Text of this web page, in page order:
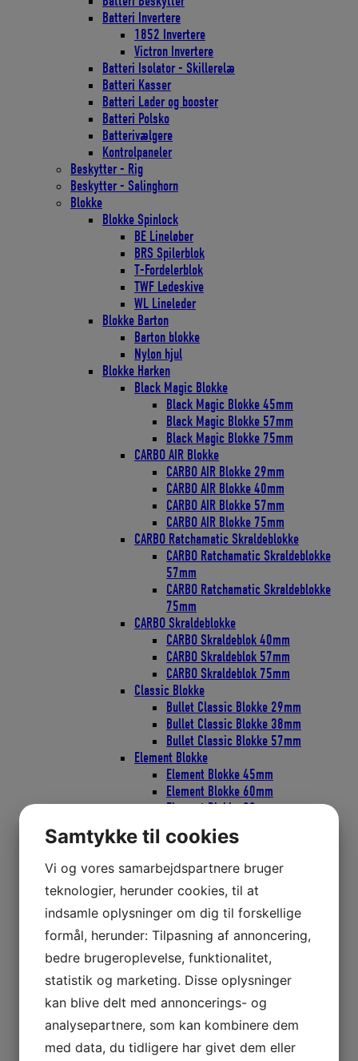
Batteri Invertere
1852 Invertere
Victron Invertere
Batteri Isolator - Skillerelæ
Batteri Kasser
Batteri Lader og booster
Batteri Polsko
Batterivælgere
Kontrolpaneler
Beskytter - Rig
Beskytter - Salinghorn
Blokke
Blokke Spinlock
BE Lineløber
BRS Spilerblok
T-Fordelerblok
TWF Ledeskive
WL Lineleder
Blokke Barton
Barton blokke
Nylon hjul
Blokke Harken
Black Magic Blokke
Black Magic Blokke 45mm
Black Magic Blokke 57mm
Black Magic Blokke 75mm
CARBO AIR Blokke
CARBO AIR Blokke 29mm
CARBO AIR Blokke 40mm
CARBO AIR Blokke 57mm
CARBO AIR Blokke 75mm
CARBO Ratchamatic Skraldeblokke
CARBO Ratchamatic Skraldeblokke
57mm
CARBO Ratchamatic Skraldeblokke
75mm
CARBO Skraldeblokke
CARBO Skraldeblok 40mm
CARBO Skraldeblok 57mm
CARBO Skraldeblok 75mm
Classic Blokke
Bullet Classic Blokke 29mm
Bullet Classic Blokke 38mm
Bullet Classic Blokke 57mm
Element Blokke
Element Blokke 45mm
Element Blokke 60mm
Element Blokke 80mm
ESP Cruising Blokke
ESP Cruising 40mm
ESP Cruising 75mm
Flip-Flop Blokke
Harken Skøderinge Thimbles
Harken Svingarme
Micro Blokke
Micro blokke 16mm
Micro Blokke 22mm
POWER3 Ratchamatic HTE Skraldeblokke
POWER3 Ratchets Skraldeblokke
PROTEXIT Faldudtag
SOFT Blokke
Samtykke til cookies
Vi og vores samarbejdspartnere bruger
teknologier, herunder cookies, til at
indsamle oplysninger om dig til forskellige
formål, herunder: Tilpasning af annoncering,
bedre brugeroplevelse, funktionalitet,
statistik og marketing. Disse oplysninger
kan blive delt med annoncerings- og
analysepartnere, som kan kombinere dem
med data, du tidligere har givet dem eller